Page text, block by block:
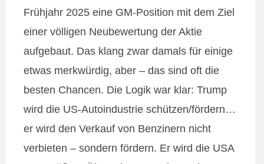
Frühjahr 2025 eine GM-Position mit dem Ziel
einer völligen Neubewertung der Aktie
aufgebaut. Das klang zwar damals für einige
etwas merkwürdig, aber – das sind oft die
besten Chancen. Die Logik war klar: Trump
wird die US-Autoindustrie schützen/fördern…
er wird den Verkauf von Benzinern nicht
verbieten – sondern fördern. Er wird die USA